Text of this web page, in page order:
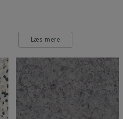
Læs mere